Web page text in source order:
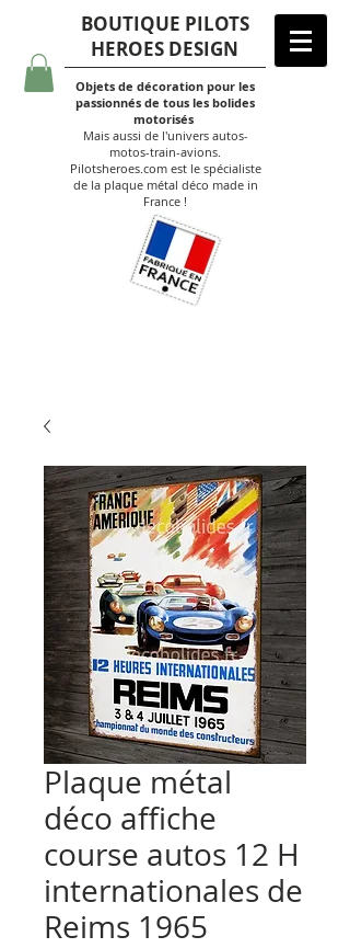
BOUTIQUE PILOTS
HEROES DESIGN
Objets de décoration pour les
passionnés de tous les bolides
motorisés
Mais aussi de l'univers autos-
motos-train-avions.
Pilotsheroes.com est le spécialiste
de la plaque métal déco made in
France !
Plaque métal
déco affiche
course autos 12 H
internationales de
Reims 1965